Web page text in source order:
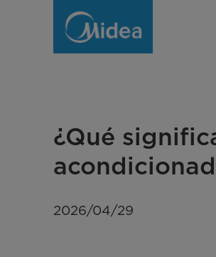
Significa
Acondicionado?
¿Qué
2026/04/29